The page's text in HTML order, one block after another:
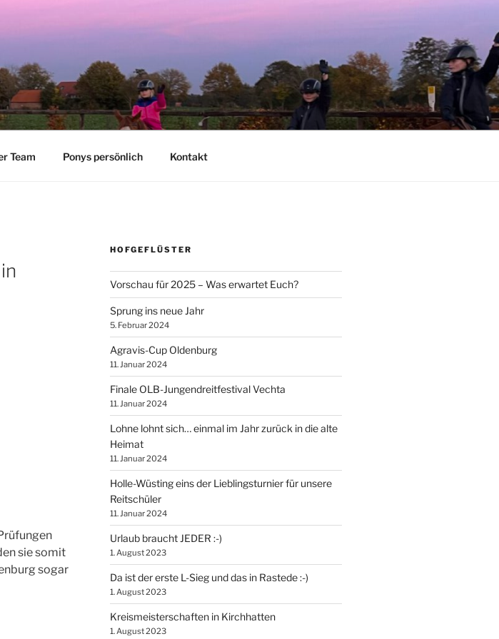
Team Ponys persönlich Kontakt
sie somit
sogar
HOFGEFLÜSTER
Vorschau für 2025 – Was erwartet Euch?
Sprung ins neue Jahr
5. Februar 2024
Agravis-Cup Oldenburg
11. Januar 2024
Finale OLB-Jungendreitfestival Vechta
11. Januar 2024
Lohne lohnt sich… einmal im Jahr zurück in die alte
Heimat
11. Januar 2024
Holle-Wüsting eins der Lieblingsturnier für unsere
Reitschüler
11. Januar 2024
Urlaub braucht JEDER :-)
1. August 2023
Da ist der erste L-Sieg und das in Rastede :-)
1. August 2023
Kreismeisterschaften in Kirchhatten
1. August 2023